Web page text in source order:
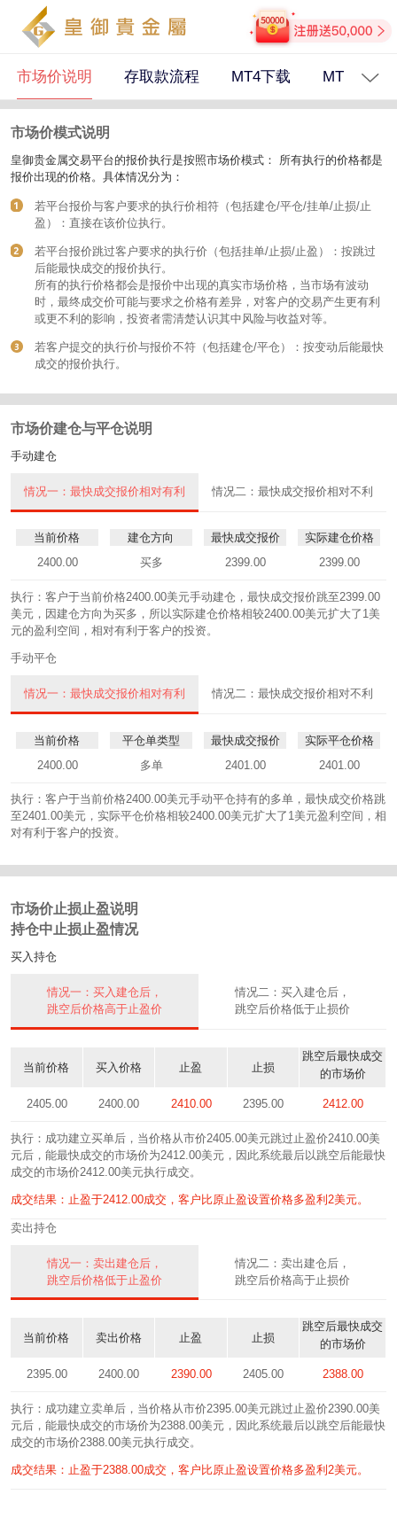
市场价说明 存取款流程 MT4下载 MT4网页版
市场价模式说明
皇御贵金属交易平台的报价执行是按照市场价模式： 所有执行的价格都是
报价出现的价格。具体情况分为：
若平台报价与客户要求的执行价相符（包括建仓/平仓/挂单/止损/止
盈）：直接在该价位执行。
若平台报价跳过客户要求的执行价（包括挂单/止损/止盈）：按跳过
后能最快成交的报价执行。
所有的执行价格都会是报价中出现的真实市场价格，当市场有波动
时，最终成交价可能与要求之价格有差异，对客户的交易产生更有利
或更不利的影响，投资者需清楚认识其中风险与收益对等。
若客户提交的执行价与报价不符（包括建仓/平仓）：按变动后能最快
成交的报价执行。
市场价建仓与平仓说明
手动建仓
情况一：最快成交报价相对有利 情况二：最快成交报价相对不利
当前价格
2400.00
建仓方向
买多
最快成交报价
2399.00
实际建仓价格
2399.00
执行：客户于当前价格2400.00美元手动建仓，最快成交报价跳至2399.00
美元，因建仓方向为买多，所以实际建仓价格相较2400.00美元扩大了1美
元的盈利空间，相对有利于客户的投资。
手动平仓
情况一：最快成交报价相对有利 情况二：最快成交报价相对不利
当前价格
2400.00
平仓单类型
多单
最快成交报价
2401.00
实际平仓价格
2401.00
执行：客户于当前价格2400.00美元手动平仓持有的多单，最快成交价格跳
至2401.00美元，实际平仓价格相较2400.00美元扩大了1美元盈利空间，相
对有利于客户的投资。
市场价止损止盈说明
持仓中止损止盈情况
买入持仓
情况一：买入建仓后，
跳空后价格高于止盈价
情况二：买入建仓后，
跳空后价格低于止损价
当前价格
2405.00
买入价格
2400.00
止盈
2410.00
止损
2395.00
跳空后最快成交
的市场价
2412.00
执行：成功建立买单后，当价格从市价2405.00美元跳过止盈价2410.00美
元后，能最快成交的市场价为2412.00美元，因此系统最后以跳空后能最快
成交的市场价2412.00美元执行成交。
成交结果：止盈于2412.00成交，客户比原止盈设置价格多盈利2美元。
卖出持仓
情况一：卖出建仓后，
跳空后价格低于止盈价
情况二：卖出建仓后，
跳空后价格高于止损价
当前价格
2395.00
卖出价格
2400.00
止盈
2390.00
止损
2405.00
跳空后最快成交
的市场价
2388.00
执行：成功建立卖单后，当价格从市价2395.00美元跳过止盈价2390.00美
元后，能最快成交的市场价为2388.00美元，因此系统最后以跳空后能最快
成交的市场价2388.00美元执行成交。
成交结果：止盈于2388.00成交，客户比原止盈设置价格多盈利2美元。